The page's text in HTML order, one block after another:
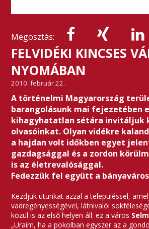
Megosztás:
FELVIDÉKI KINCSES
NYOMÁBAN
2010. február 22.
A történelmi Magyarország
barangolásunk mai fejezetében
kihagyhatatlan sétára invitáljuk
olvasóinkat. Olyan vidékre
a hajdan volt időkben egyet
gazdagsággal és a zordon
is az életrevalósággal.
Fedezzük fel együtt a
Kezdjük utunkat azzal a településsel,
vadregényességével, látnivalói
közül is az első helyen áll: ez a város
„Uraim, ha a pokolban egyszer az a